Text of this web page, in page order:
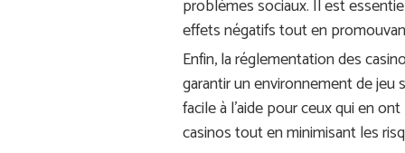
problèmes sociaux. Il est
effets négatifs tout en
Enfin, la réglementation des
garantir un environnement de jeu
facile à l’aide pour ceux qui en
casinos tout en minimisant les